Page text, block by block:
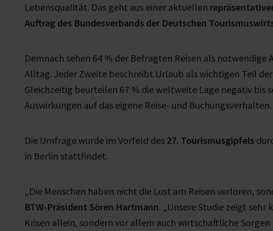
Lebensqualität. Das geht aus einer aktuellen
Auftrag des Bundesverbands der Deutschen
Demnach sehen 64 % der Befragten Reisen als notwendige
Alltag. Jeder Zweite beschreibt Urlaub als wichtigen Teil
Gleichzeitig beurteilen 67 % die weltweite Lage negativ bis
Auswirkungen auf das eigene Reise- und Buchungsverhalten.
Die Umfrage wurde im Vorfeld des 27. Tourismusgipfels
in Berlin stattfindet.
„Die Menschen haben nicht die Lust am Reisen verloren,
BTW-Präsident Sören Hartmann. „Unsere Studie zeigt
Krisen allein, sondern vor allem auch wirtschaftliche